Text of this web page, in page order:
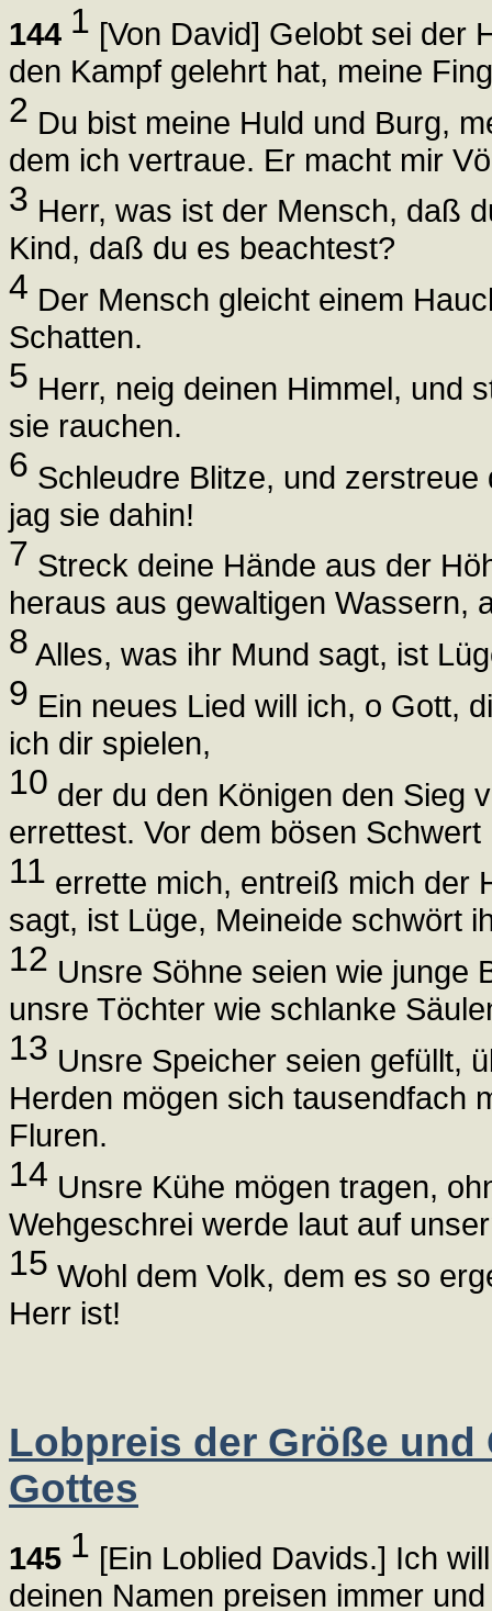
144 1 [Von David] Gelobt sei der
den Kampf gelehrt hat, meine
2 Du bist meine Huld und Burg,
dem ich vertraue. Er macht mir
3 Herr, was ist der Mensch, daß
Kind, daß du es beachtest?
4 Der Mensch gleicht einem
Schatten.
5 Herr, neig deinen Himmel, und
sie rauchen.
6 Schleudre Blitze, und
jag sie dahin!
7 Streck deine Hände aus der
heraus aus gewaltigen Wassern,
8 Alles, was ihr Mund sagt, ist
9 Ein neues Lied will ich, o Gott,
ich dir spielen,
10 der du den Königen den Sieg
errettest. Vor dem bösen Schwert
11 errette mich, entreiß mich der
sagt, ist Lüge, Meineide schwört
12 Unsre Söhne seien wie junge
unsre Töchter wie schlanke
13 Unsre Speicher seien gefüllt,
Herden mögen sich tausendfach
Fluren.
14 Unsre Kühe mögen tragen,
Wehgeschrei werde laut auf
15 Wohl dem Volk, dem es so
Herr ist!
Lobpreis der Größe und
Gottes
145 1 [Ein Loblied Davids.] Ich
deinen Namen preisen immer